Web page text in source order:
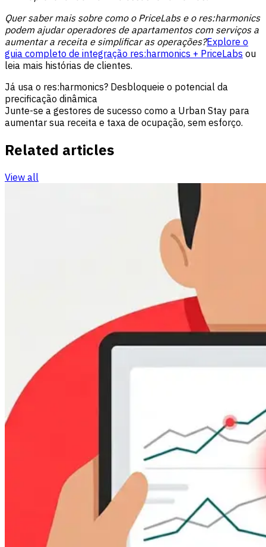
Quer saber mais sobre como o PriceLabs e o res:harmonics
podem ajudar operadores de apartamentos com serviços a
aumentar a receita e simplificar as operações?Explore o
guia completo de integração res:harmonics + PriceLabs ou
leia mais histórias de clientes.
Já usa o res:harmonics? Desbloqueie o potencial da
precificação dinâmica
Junte-se a gestores de sucesso como a Urban Stay para
aumentar sua receita e taxa de ocupação, sem esforço.
Related articles
View all